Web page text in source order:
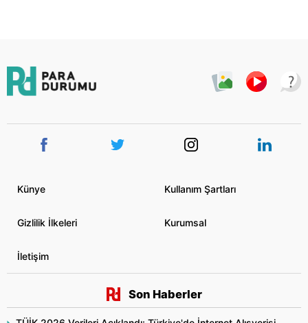
Künye Kullanım Şartları
Gizlilik İlkeleri Kurumsal
İletişim
Son Haberler